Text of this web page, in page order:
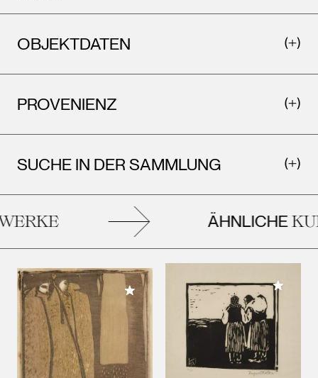
OBJEKTDATEN
PROVENIENZ
SUCHE IN DER SAMMLUNG
ÄHNLICHE
Meiner Sammlung hinzufügen Meiner